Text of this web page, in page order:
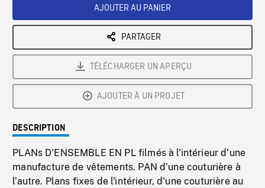
AJOUTER AU PANIER
PARTAGER
TÉLÉCHARGER UN APERÇU
AJOUTER À UN PROJET
DESCRIPTION
PLANs D'ENSEMBLE EN PL filmés à l'intérieur d'une
manufacture de vêtements. PAN d'une couturière à
l'autre. Plans fixes de l'intérieur, d'une couturière au